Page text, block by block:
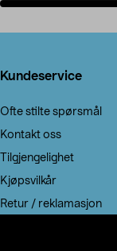
Kundeservice
Ofte stilte spørsmål
Kontakt oss
Tilgjengelighet
Kjøpsvilkår
Retur / reklamasjon